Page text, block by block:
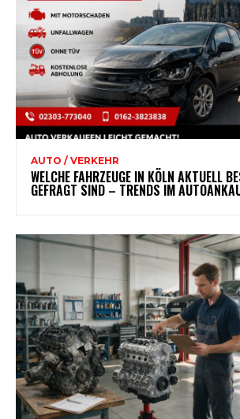
AUTO / VERKEHR
WELCHE FAHRZEUGE IN KÖLN AKTUELL
GEFRAGT SIND – TRENDS IM